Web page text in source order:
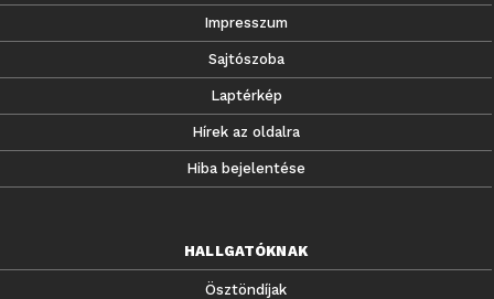
Impresszum
Sajtószoba
Laptérkép
Hírek az oldalra
Hiba bejelentése
HALLGATÓKNAK
Ösztöndíjak